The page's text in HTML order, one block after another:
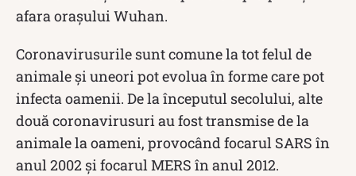
afara orașului Wuhan.
Coronavirusurile sunt comune la tot felul de
animale și uneori pot evolua în forme care pot
infecta oamenii. De la începutul secolului, alte
două coronavirusuri au fost transmise de la
animale la oameni, provocând focarul SARS în
anul 2002 și focarul MERS în anul 2012.